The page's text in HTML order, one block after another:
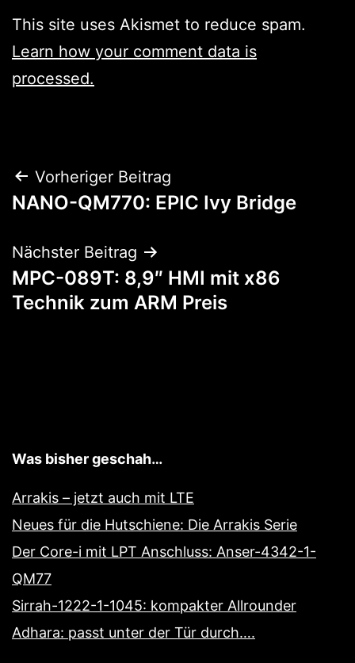
This site uses Akismet to reduce spam.
Learn how your comment data is
processed.
Beitragsnavigation
Vorheriger Beitrag
NANO-QM770: EPIC Ivy Bridge
Nächster Beitrag
MPC-089T: 8,9″ HMI mit x86
Technik zum ARM Preis
Was bisher geschah…
Arrakis – jetzt auch mit LTE
Neues für die Hutschiene: Die Arrakis Serie
Der Core-i mit LPT Anschluss: Anser-4342-1-
QM77
Sirrah-1222-1-1045: kompakter Allrounder
Adhara: passt unter der Tür durch….